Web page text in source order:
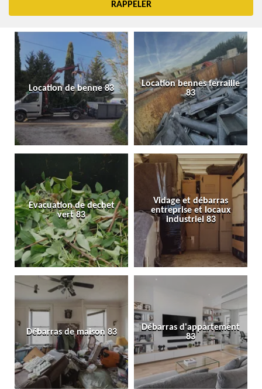
Location de benne 83
Location bennes ferraille
83
Evacuation de dechet
vert 83
Vidage et débarras
entreprise et locaux
industriel 83
Débarras de maison 83
Débarras d'appartement
83